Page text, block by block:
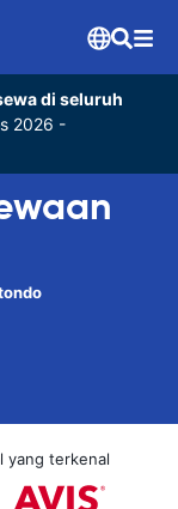
di seluruh
2026 -
yang terkenal